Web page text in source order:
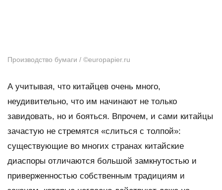
Производство бумаги / ©europapier.ru
А учитывая, что китайцев очень много,
неудивительно, что им начинают не только
завидовать, но и бояться. Впрочем, и сами китайцы
зачастую не стремятся «слиться с толпой»:
существующие во многих странах китайские
диаспоры отличаются большой замкнутостью и
приверженностью собственным традициям и